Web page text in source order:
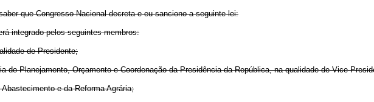
que Congresso Nacional decreta e eu sanciono a seguinte lei:
integrado pelos seguintes membros:
de Presidente;
do Planejamento, Orçamento e Coordenação da Presidência da República, na qualidade de Vice-
e da Reforma Agrária;